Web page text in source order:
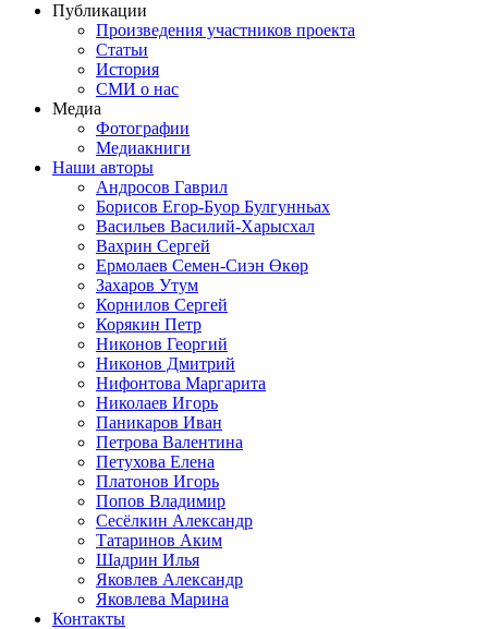
Публикации
Произведения участников проекта
Статьи
История
СМИ о нас
Медиа
Фотографии
Медиакниги
Наши авторы
Андросов Гаврил
Борисов Егор-Буор Булгунньах
Васильев Василий-Харысхал
Вахрин Сергей
Ермолаев Семен-Сиэн Өкөр
Захаров Утум
Корнилов Сергей
Корякин Петр
Никонов Георгий
Никонов Дмитрий
Нифонтова Маргарита
Николаев Игорь
Паникаров Иван
Петрова Валентина
Петухова Елена
Платонов Игорь
Попов Владимир
Сесёлкин Александр
Татаринов Аким
Шадрин Илья
Яковлев Александр
Яковлева Марина
Контакты